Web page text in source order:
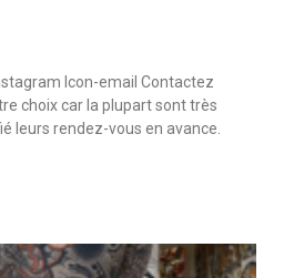
Icon-email Contactez
choix car la plupart sont très
leurs rendez-vous en avance.